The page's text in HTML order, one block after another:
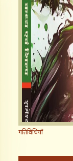
गतिविधियाँ